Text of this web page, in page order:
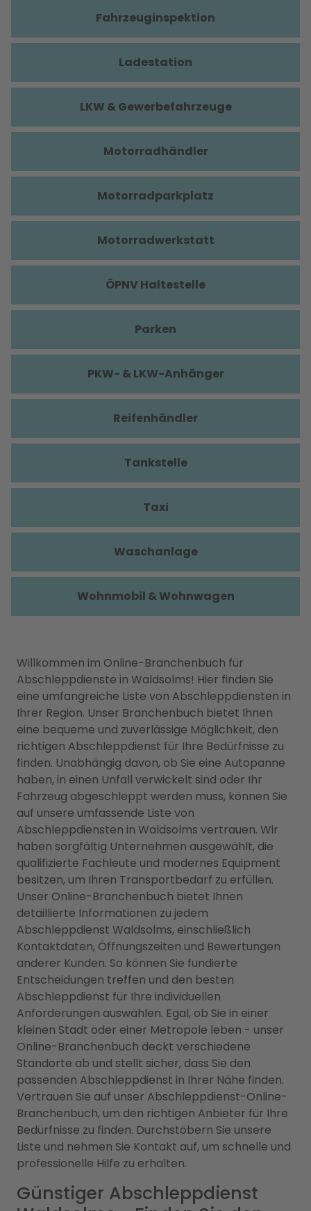
Willkommen im Online-Branchenbuch für
Abschleppdienste in Waldsolms! Hier finden Sie
eine umfangreiche Liste von Abschleppdiensten in
Ihrer Region. Unser Branchenbuch bietet Ihnen
eine bequeme und zuverlässige Möglichkeit, den
richtigen Abschleppdienst für Ihre Bedürfnisse zu
finden. Unabhängig davon, ob Sie eine Autopanne
haben, in einen Unfall verwickelt sind oder Ihr
Fahrzeug abgeschleppt werden muss, können Sie
auf unsere umfassende Liste von
Abschleppdiensten in Waldsolms vertrauen. Wir
haben sorgfältig Unternehmen ausgewählt, die
qualifizierte Fachleute und modernes Equipment
besitzen, um Ihren Transportbedarf zu erfüllen.
Unser Online-Branchenbuch bietet Ihnen
detaillierte Informationen zu jedem
Abschleppdienst Waldsolms, einschließlich
Kontaktdaten, Öffnungszeiten und Bewertungen
anderer Kunden. So können Sie fundierte
Entscheidungen treffen und den besten
Abschleppdienst für Ihre individuellen
Anforderungen auswählen. Egal, ob Sie in einer
kleinen Stadt oder einer Metropole leben - unser
Online-Branchenbuch deckt verschiedene
Standorte ab und stellt sicher, dass Sie den
passenden Abschleppdienst in Ihrer Nähe finden.
Vertrauen Sie auf unser Abschleppdienst-Online-
Branchenbuch, um den richtigen Anbieter für Ihre
Bedürfnisse zu finden. Durchstöbern Sie unsere
Liste und nehmen Sie Kontakt auf, um schnelle und
professionelle Hilfe zu erhalten.
Günstiger Abschleppdienst
Fahrzeuginspektion
Ladestation
LKW & Gewerbefahrzeuge
Motorradhändler
Motorradparkplatz
Motorradwerkstatt
ÖPNV Haltestelle
Parken
PKW- & LKW-Anhänger
Reifenhändler
Tankstelle
Taxi
Waschanlage
Wohnmobil & Wohnwagen